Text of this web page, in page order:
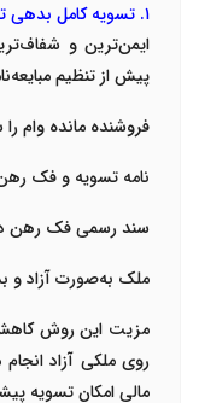
۱. تسویه کامل بدهی توسط فروشنده پیش از معامله
ایمن‌ترین و
پیش از تنظیم
فروشنده مانده وام
نامه تسویه و فک
سند رسمی فک رهن در
ملک به‌صورت آزاد
مزیت این روش کاهش
روی ملکی آزاد
مالی امکان تسویه